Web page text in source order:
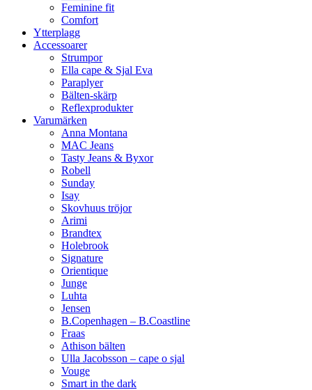
Feminine fit
Comfort
Ytterplagg
Accessoarer
Strumpor
Ella cape & Sjal Eva
Paraplyer
Bälten-skärp
Reflexprodukter
Varumärken
Anna Montana
MAC Jeans
Tasty Jeans & Byxor
Robell
Sunday
Isay
Skovhuus tröjor
Arimi
Brandtex
Holebrook
Signature
Orientique
Junge
Luhta
Jensen
B.Copenhagen – B.Coastline
Fraas
Athison bälten
Ulla Jacobsson – cape o sjal
Vouge
Smart in the dark